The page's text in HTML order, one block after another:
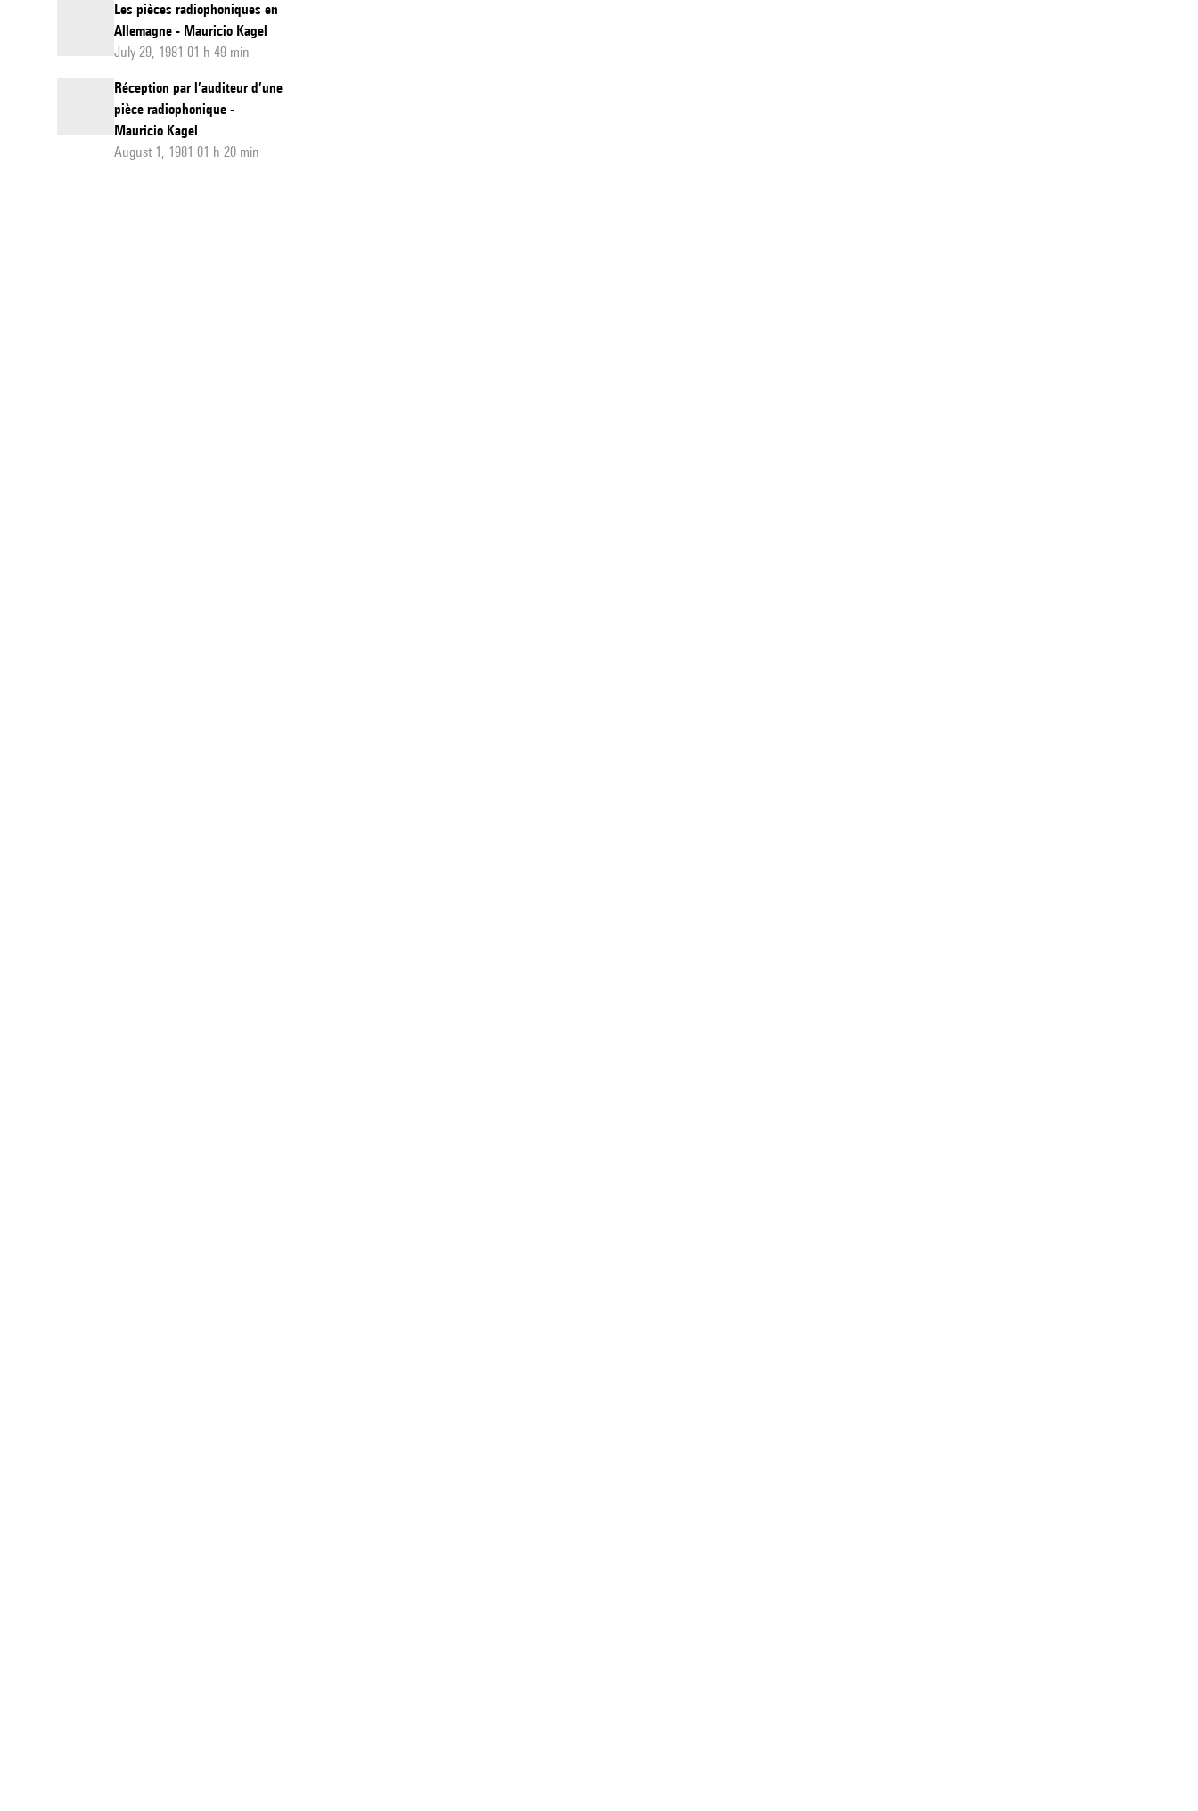
Les pièces radiophoniques en
Allemagne - Mauricio Kagel
July 29, 1981 01 h 49 min
Réception par l’auditeur d’une
pièce radiophonique -
Mauricio Kagel
August 1, 1981 01 h 20 min